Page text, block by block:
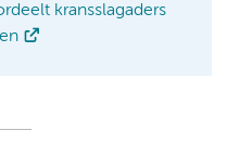
kransslagaders